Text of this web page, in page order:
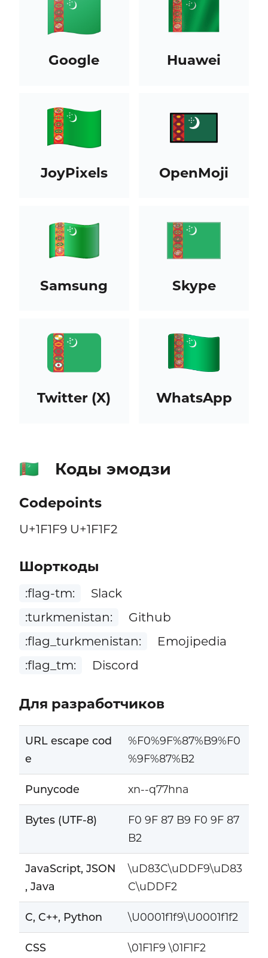
Google Huawei
JoyPixels OpenMoji
Samsung Skype
Twitter (X) WhatsApp
🇹🇲 Коды эмодзи
Codepoints
U+1F1F9 U+1F1F2
Шорткоды
:flag-tm:
Slack
:turkmenistan:
Github
:flag_turkmenistan:
Emojipedia
:flag_tm:
Discord
Для разработчиков
URL escape cod
e
%F0%9F%87%B9%F0
%9F%87%B2
Punycode xn--q77hna
Bytes (UTF-8)
F0 9F 87 B9 F0 9F 87
B2
JavaScript, JSON
, Java
\uD83C\uDDF9\uD83
C\uDDF2
C, C++, Python \U0001f1f9\U0001f1f2
CSS \01F1F9 \01F1F2